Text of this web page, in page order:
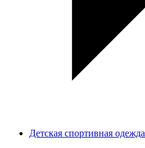
Детская спортивная одежда